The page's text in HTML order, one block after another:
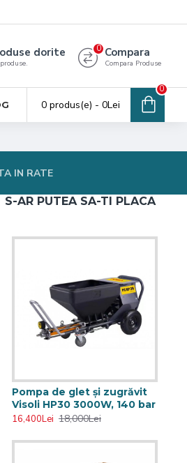
dorite Compara
Compara Produse
0
0 produs(e) - 0Lei
0
IN RATE
S-AR PUTEA SA-TI PLACA
Pompa de glet și zugrăvit
Visoli HP30 3000W, 140 bar
16,400Lei 18,000Lei